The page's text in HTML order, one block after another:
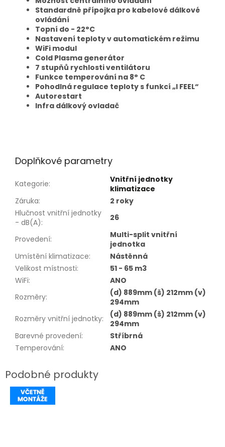
Standardně přípojka pro kabelové dálkové
ovládání
Topní do - 22°C
Nastavení teploty v automatickém režimu
WiFi modul
Cold Plasma generátor
7 stupňů rychlosti ventilátoru
Funkce temperování na 8° C
Pohodlná regulace teploty s funkcí „I FEEL“
Autorestart
Infra dálkový ovladač
Doplňkové parametry
Kategorie:
Vnitřní jednotky
klimatizace
Záruka:
2 roky
Hlučnost vnitřní jednotky
- dB(A): 26
Provedení:
Multi-split vnitřní
jednotka
Umístění klimatizace:
Nástěnná
Velikost místnosti:
51 - 65 m3
WiFi:
ANO
Rozměry:
(d) 889mm (š) 212mm (v)
294mm
Rozměry vnitřní jednotky:
(d) 889mm (š) 212mm (v)
294mm
Barevné provedení:
Stříbrná
Temperování: ANO